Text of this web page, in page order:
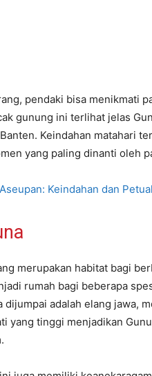
pendaki bisa menikmati
gunung ini terlihat jelas
Keindahan matahari
yang paling dinanti oleh
Keindahan dan
merupakan habitat bagi
rumah bagi beberapa
dijumpai adalah elang jawa,
yang tinggi menjadikan